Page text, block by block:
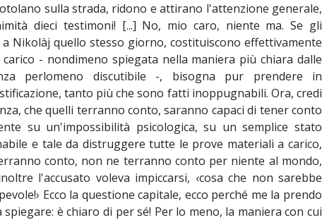
sulla strada, ridono e attirano l'attenzione generale,
dieci testimoni! [...] No, mio caro, niente ma. Se gli
Nikolàj quello stesso giorno, costituiscono effettivamente
- nondimeno spiegata nella maniera più chiara dalle
perlomeno discutibile -, bisogna pur prendere in
tanto più che sono fatti inoppugnabili. Ora, credi
che quelli terranno conto, saranno capaci di tener conto
su un'impossibilità psicologica, su un semplice stato
e tale da distruggere tutte le prove materiali a carico,
conto, non ne terranno conto per niente al mondo,
l'accusato voleva impiccarsi, ‹cosa che non sarebbe
Ecco la questione capitale, ecco perché me la prendo
spiegare: è chiaro di per sé! Per lo meno, la maniera con cui